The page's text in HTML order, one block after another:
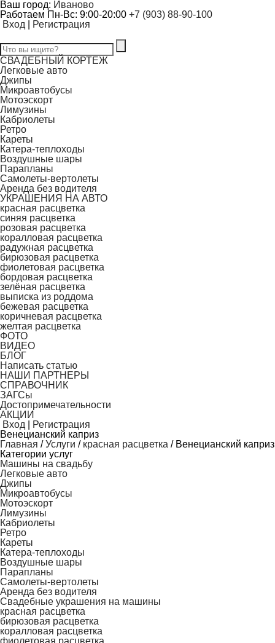
Ваш город: Иваново
Работаем Пн-Вс: 9:00-20:00 +7 (903) 88-90-100
Вход
Регистрация
СВАДЕБНЫЙ КОРТЕЖ
Легковые авто
Джипы
Микроавтобусы
Мотоэскорт
Лимузины
Кабриолеты
Ретро
Кареты
Катера-теплоходы
Воздушные шары
Парапланы
Самолеты-вертолеты
Аренда без водителя
УКРАШЕНИЯ НА АВТО
красная расцветка
синяя расцветка
розовая расцветка
коралловая расцветка
радужная расцветка
бирюзовая расцветка
фиолетовая расцветка
бордовая расцветка
зелёная расцветка
выписка из роддома
бежевая расцветка
коричневая расцветка
желтая расцветка
ФОТО
ВИДЕО
БЛОГ
Написать статью
НАШИ ПАРТНЕРЫ
СПРАВОЧНИК
ЗАГСы
Достопримечательности
АКЦИИ
Вход
Регистрация
Венецианский каприз
Главная /Услуги / красная расцветка / Венецианский каприз
Категории услуг
Машины на свадьбу
Легковые авто
Джипы
Микроавтобусы
Мотоэскорт
Лимузины
Кабриолеты
Ретро
Кареты
Катера-теплоходы
Воздушные шары
Парапланы
Самолеты-вертолеты
Аренда без водителя
Свадебные украшения на машины
красная расцветка
бирюзовая расцветка
коралловая расцветка
фиолетовая расцветка